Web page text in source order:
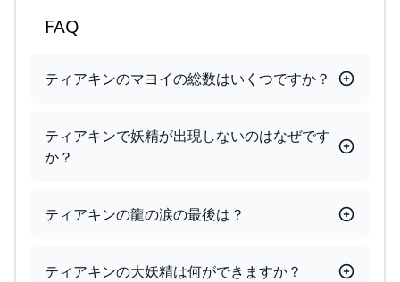
FAQ
ティアキンのマヨイの総数はいくつですか？
ティアキンで妖精が出現しないのはなぜです
か？
ティアキンの龍の涙の最後は？
ティアキンの大妖精は何ができますか？